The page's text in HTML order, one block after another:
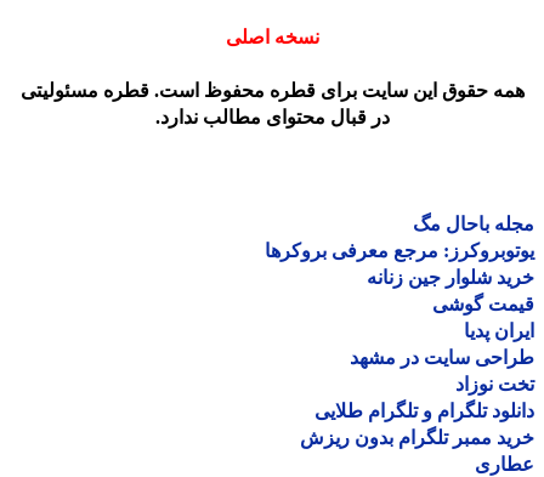
نسخه اصلی
حقوق این سایت برای قطره محفوظ است. قطره مسئولیتی
در قبال محتوای مطالب ندارد.
باحال مگ
مرجع معرفی بروکرها
شلوار جین زنانه
گوشی
پدیا
سایت در مشهد
نوزاد
تلگرام و تلگرام طلایی
ممبر تلگرام بدون ریزش